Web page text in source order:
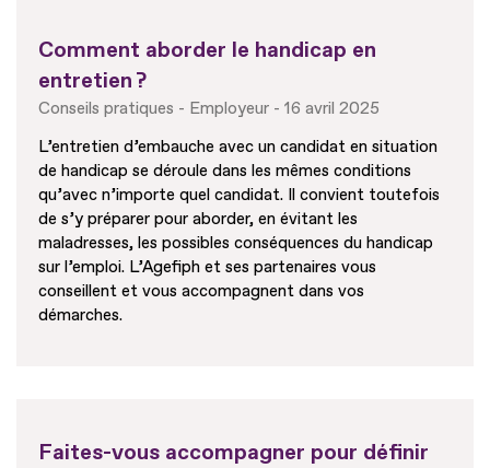
Comment aborder le handicap en
entretien ?
Conseils pratiques Employeur
16 avril 2025
L’entretien d’embauche avec un candidat en situation
de handicap se déroule dans les mêmes conditions
qu’avec n’importe quel candidat. Il convient toutefois
de s’y préparer pour aborder, en évitant les
maladresses, les possibles conséquences du handicap
sur l’emploi. L’Agefiph et ses partenaires vous
conseillent et vous accompagnent dans vos
démarches.
Faites-vous accompagner pour définir